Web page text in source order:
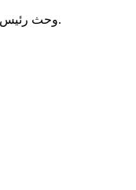
وحث رئيس القسم، محمد أبو سالم حمي، السلطات على الاستجابة لنداءات المواطنين، واتخاذ خطوات عاجلة لمعالجة الأزمة.